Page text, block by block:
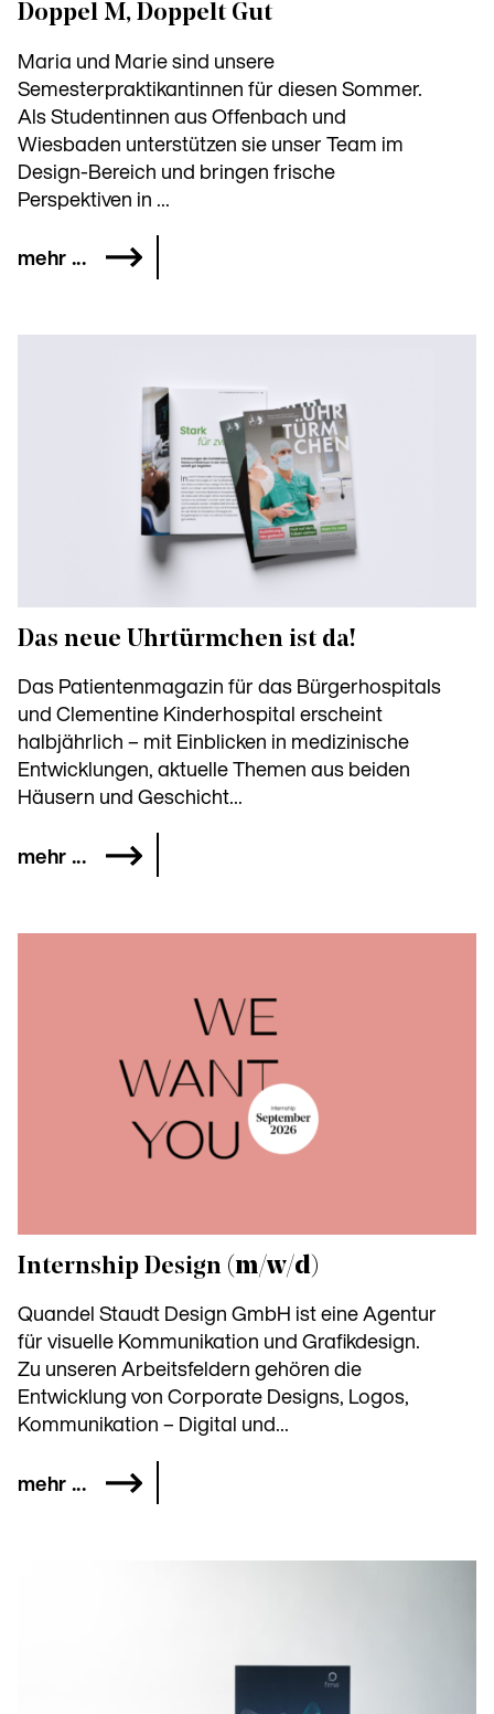
Doppel M, Doppelt Gut
Maria und Marie sind unsere
Semesterpraktikantinnen für diesen Sommer.
Als Studentinnen aus Offenbach und
Wiesbaden unterstützen sie unser Team im
Design-Bereich und bringen frische
Perspektiven in ...
mehr ...
Das neue Uhrtürmchen ist da!
Das Patientenmagazin für das Bürgerhospitals
und Clementine Kinderhospital erscheint
halbjährlich – mit Einblicken in medizinische
Entwicklungen, aktuelle Themen aus beiden
Häusern und Geschicht...
mehr ...
Internship Design (m/w/d)
Quandel Staudt Design GmbH ist eine Agentur
für visuelle Kommunikation und Grafikdesign.
Zu unseren Arbeitsfeldern gehören die
Entwicklung von Corporate Designs, Logos,
Kommunikation – Digital und...
mehr ...